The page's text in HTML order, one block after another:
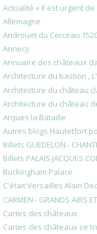
Actualité « Il est urgent
Allemagne
Androuet du Cerceau
Annecy
Annuaire des châteaux
Architecture du bastion ,
Architecture du château
Architecture du château
Arques la Bataille
Autres blogs Hautetfort
Billets GUEDELON -
Billets PALAIS JACQUES
Buckingham Palace
C'était Versailles Alain
CARMEN - GRANDS AIRS
Cartes des châteaux
Cartes des châteaux se